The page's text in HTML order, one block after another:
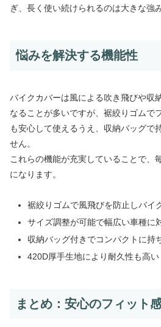
ぎ、長く使い続けられるのは大きな強
悩みを解決する機能性
バイクカバーは風による吹き飛びや収
なることが多いですが、裾絞りゴムで
も安心して使えるうえ、収納バッグで
せん。
これらの機能が充実していることで、
になります。
裾絞りゴムで風飛びを防止しバイ
サイズ調整が可能で幅広い車種に
収納バッグ付きでコンパクトに持
420D厚手生地により耐久性も高い
まとめ：安心のフィット